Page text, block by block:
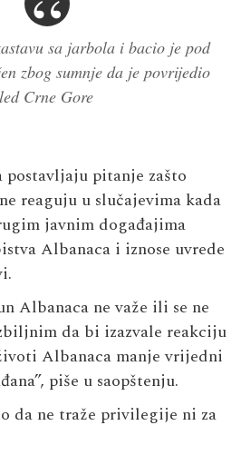
sa jarbola i bacio je pod
zbog sumnje da je povrijedio
Crne Gore
pitanje zašto
reaguju u slučajevima kada
javnim događajima
Albanaca i iznose uvrede
Albanaca ne važe ili se ne
da bi izazvale reakciju
Albanaca manje vrijedni
piše u saopštenju.
da ne traže privilegije ni za